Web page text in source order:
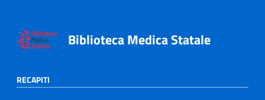
Biblioteca Medica Statale
RECAPITI